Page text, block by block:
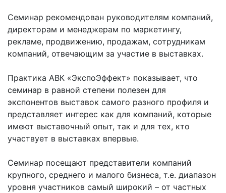
Семинар рекомендован руководителям компаний,
директорам и менеджерам по маркетингу,
рекламе, продвижению, продажам, сотрудникам
компаний, отвечающим за участие в выставках.
Практика АВК «ЭкспоЭффект» показывает, что
семинар в равной степени полезен для
экспонентов выставок самого разного профиля и
представляет интерес как для компаний, которые
имеют выставочный опыт, так и для тех, кто
участвует в выставках впервые.
Семинар посещают представители компаний
крупного, среднего и малого бизнеса, т.е. диапазон
уровня участников самый широкий – от частных